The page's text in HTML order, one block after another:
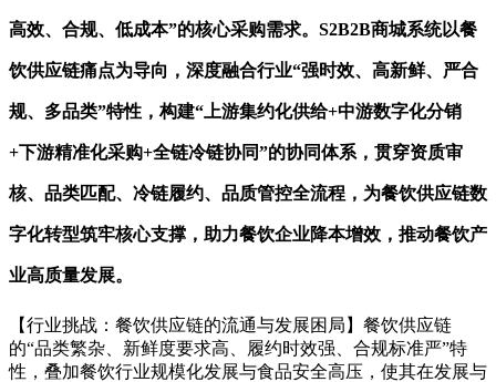
高效、合规、低成本”的核心采购需求。S2B2B商城系统以餐
饮供应链痛点为导向，深度融合行业“强时效、高新鲜、严合
规、多品类”特性，构建“上游集约化供给+中游数字化分销
+下游精准化采购+全链冷链协同”的协同体系，贯穿资质审
核、品类匹配、冷链履约、品质管控全流程，为餐饮供应链数
字化转型筑牢核心支撑，助力餐饮企业降本增效，推动餐饮产
业高质量发展。
【行业挑战：餐饮供应链的流通与发展困局】餐饮供应链
的“品类繁杂、新鲜度要求高、履约时效强、合规标准严”特
性，叠加餐饮行业规模化发展与食品安全高压，使其在发展与